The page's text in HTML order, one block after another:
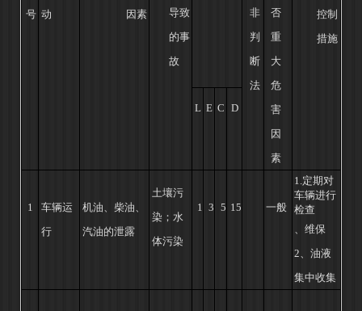
号 动
因素
导致
的事
故
非
判
断
法
否
重
大
危
害
因
素
控制
措施
L E C D
1
车辆运
行
机油、柴油、
汽油的泄露
土壤污
染； 水
体污染
1 3 5 15 一般
1.定期对
车辆进行
检查
、维保
2、油液
集中收集